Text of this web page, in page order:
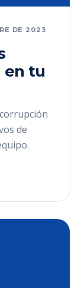
DE 2023
en tu
de